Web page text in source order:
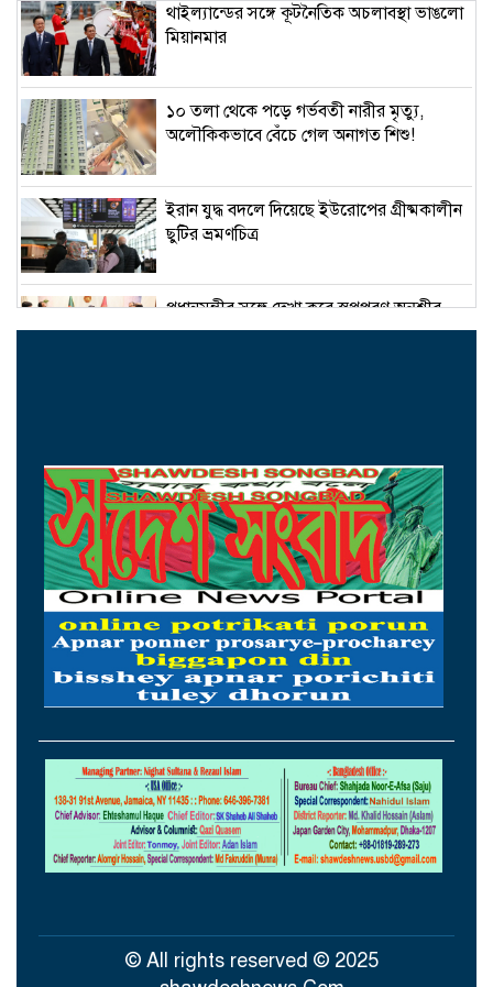
থাইল্যান্ডের সঙ্গে কূটনৈতিক অচলাবস্থা ভাঙলো
মিয়ানমার
১০ তলা থেকে পড়ে গর্ভবতী নারীর মৃত্যু,
অলৌকিকভাবে বেঁচে গেল অনাগত শিশু!
ইরান যুদ্ধ বদলে দিয়েছে ইউরোপের গ্রীষ্মকালীন
ছুটির ভ্রমণচিত্র
প্রধানমন্ত্রীর সঙ্গে দেখা করে স্বপ্নপূরণ অনুশ্রীর,
মিলল হারমোনিয়াম উপহার
ওমানের সঙ্গে চুক্তি হলেও এখনই খুলছে না
হরমুজ, ঘোষণা ইরানের
আগস্টের প্রথম ৫ দিনে রেমিট্যান্স এলো ৬০
কোটি ২০ লাখ ডলার
থাইল্যান্ডের সঙ্গে কূটনৈতিক অচলাবস্থা ভাঙলো
সচিবালয়ে জনপ্রশাসন বিষয়ক উপদেষ্টা,
আমলাতান্ত্রিক জটিলতা পরিহার করে দ্রুত
কার্যকর ব্যবস্থা গ্রহণের নির্দেশ
© All rights reserved © 2025